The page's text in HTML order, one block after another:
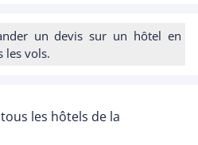
un devis sur un hôtel en
les vols.
les hôtels de la